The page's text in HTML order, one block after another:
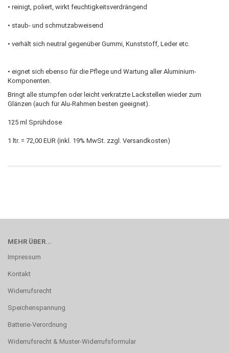
• reinigt, poliert, wirkt feuchtigkeitsverdrängend
• staub- und schmutzabweisend
• verhält sich neutral gegenüber Gummi, Kunststoff, Leder etc.
• eignet sich ebenso für die Pflege und Wartung aller Aluminium-
Komponenten.
Bringt alle stumpfen oder leicht verkratzte Lackstellen wieder zum
Glänzen (auch für Alu-Rahmen besten geeignet).
125 ml Sprühdose
1 ltr. = 72,00 EUR (inkl. 19% MwSt. zzgl. Versandkosten)
MEHR ÜBER...
Impressum
Kontakt
Widerrufsrecht
Speichenspannung
Batterie-Verordnung
Widerrufsrecht & Muster-Widerrufsformular